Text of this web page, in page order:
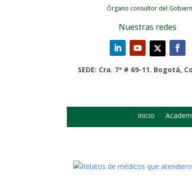
Órgano consultor del
Nuestras redes
SEDE: Cra. 7ª # 69-11. Bogotá,
Inicio